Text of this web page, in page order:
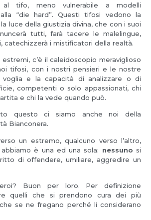
al tifo, meno vulnerabile a modelli
“die hard”. Questi tifosi vedono la
luce della giustizia divina, che con i suoi
tutti, farà tacere le malelingue,
catechizzerà i mistificatori della realtà.
c’è il caleidoscopio meraviglioso
tifosi, con i nostri pensieri e le nostre
voglia e la capacità di analizzare o di
competenti o solo appassionati, chi
e chi la vede quando può.
questo ci siamo anche noi della
Bianconera.
un estremo, qualcuno verso l’altro,
è una ed una sola: nessuno si
di offendere, umiliare, aggredire un
Buon per loro. Per definizione
quelli che si prendono cura dei più
se ne fregano perché li considerano